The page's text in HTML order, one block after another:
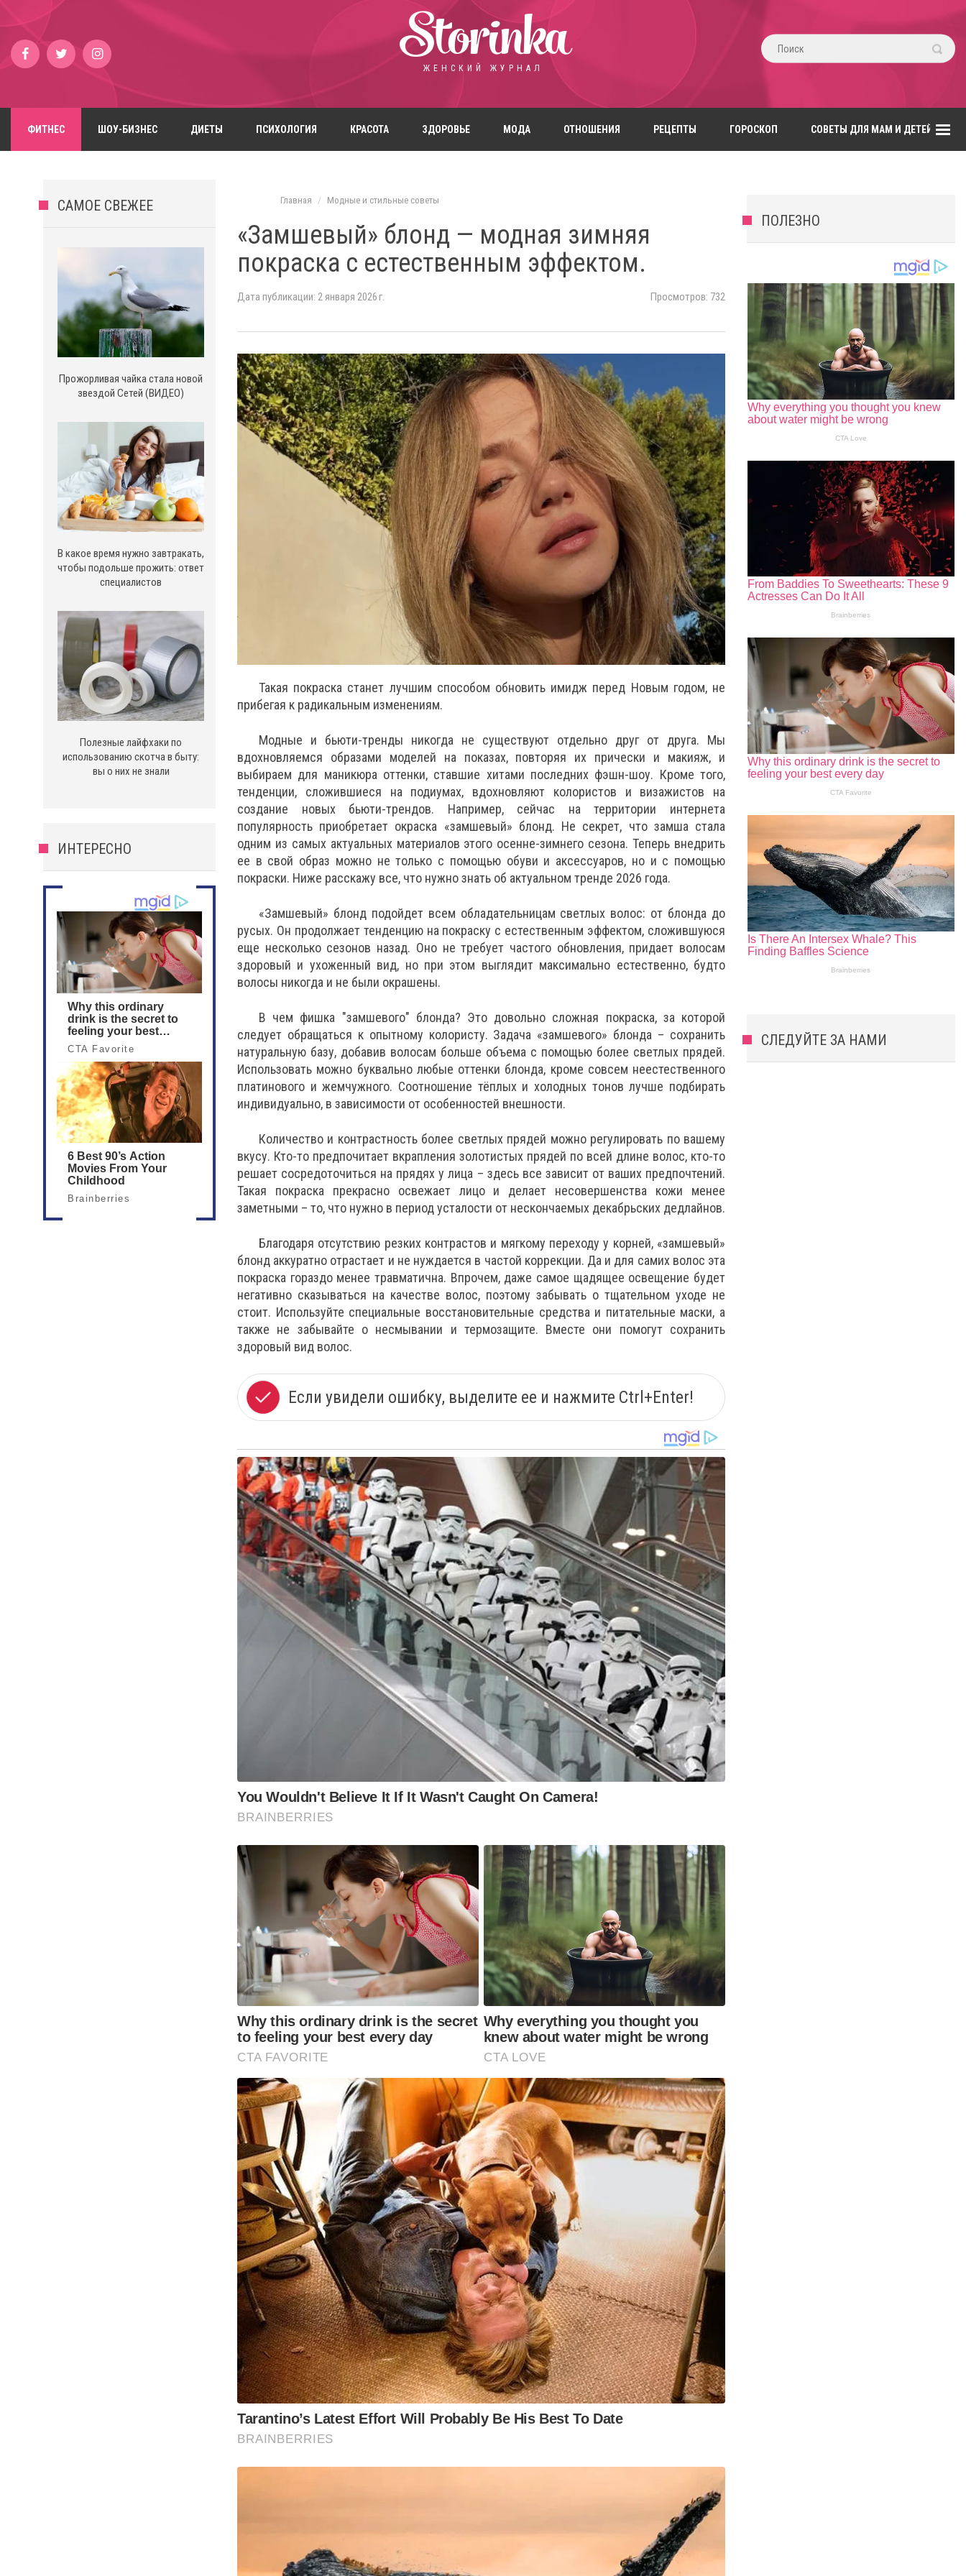
Storinka
ЖЕНСКИЙ ЖУРНАЛ
ФИТНЕС ШОУ-БИЗНЕС ДИЕТЫ ПСИХОЛОГИЯ КРАСОТА ЗДОРОВЬЕ МОДА ОТНОШЕНИЯ РЕЦЕПТЫ ГОРОСКОП СОВЕТЫ ДЛЯ МАМ И ДЕТЕЙ
САМОЕ СВЕЖЕЕ
Прожорливая чайка стала новой
звездой Сетей (ВИДЕО)
В какое время нужно завтракать,
чтобы подольше прожить: ответ
специалистов
Полезные лайфхаки по
использованию скотча в быту:
вы о них не знали
ИНТЕРЕСНО
Главная Модные и стильные советы
«Замшевый» блонд — модная зимняя
покраска с естественным эффектом.
Дата публикации: 2 января 2026 г. Просмотров: 732
Такая покраска станет лучшим способом обновить имидж перед Новым годом, не
прибегая к радикальным изменениям.
Модные и бьюти-тренды никогда не существуют отдельно друг от друга. Мы
вдохновляемся образами моделей на показах, повторяя их прически и макияж, и
выбираем для маникюра оттенки, ставшие хитами последних фэшн-шоу. Кроме того,
тенденции, сложившиеся на подиумах, вдохновляют колористов и визажистов на
создание новых бьюти-трендов. Например, сейчас на территории интернета
популярность приобретает окраска «замшевый» блонд. Не секрет, что замша стала
одним из самых актуальных материалов этого осенне-зимнего сезона. Теперь внедрить
ее в свой образ можно не только с помощью обуви и аксессуаров, но и с помощью
покраски. Ниже расскажу все, что нужно знать об актуальном тренде 2026 года.
«Замшевый» блонд подойдет всем обладательницам светлых волос: от блонда до
русых. Он продолжает тенденцию на покраску с естественным эффектом, сложившуюся
еще несколько сезонов назад. Оно не требует частого обновления, придает волосам
здоровый и ухоженный вид, но при этом выглядит максимально естественно, будто
волосы никогда и не были окрашены.
В чем фишка "замшевого" блонда? Это довольно сложная покраска, за которой
следует обращаться к опытному колористу. Задача «замшевого» блонда – сохранить
натуральную базу, добавив волосам больше объема с помощью более светлых прядей.
Использовать можно буквально любые оттенки блонда, кроме совсем неестественного
платинового и жемчужного. Соотношение тёплых и холодных тонов лучше подбирать
индивидуально, в зависимости от особенностей внешности.
Количество и контрастность более светлых прядей можно регулировать по вашему
вкусу. Кто-то предпочитает вкрапления золотистых прядей по всей длине волос, кто-то
решает сосредоточиться на прядях у лица – здесь все зависит от ваших предпочтений.
Такая покраска прекрасно освежает лицо и делает несовершенства кожи менее
заметными – то, что нужно в период усталости от нескончаемых декабрьских дедлайнов.
Благодаря отсутствию резких контрастов и мягкому переходу у корней, «замшевый»
блонд аккуратно отрастает и не нуждается в частой коррекции. Да и для самих волос эта
покраска гораздо менее травматична. Впрочем, даже самое щадящее освещение будет
негативно сказываться на качестве волос, поэтому забывать о тщательном уходе не
стоит. Используйте специальные восстановительные средства и питательные маски, а
также не забывайте о несмывании и термозащите. Вместе они помогут сохранить
здоровый вид волос.
Если увидели ошибку, выделите ее и нажмите Ctrl+Enter!
You Wouldn't Believe It If It Wasn't Caught On Camera!
BRAINBERRIES
Why this ordinary drink is the secret
to feeling your best every day
CTA FAVORITE
Why everything you thought you
knew about water might be wrong
CTA LOVE
Tarantino’s Latest Effort Will Probably Be His Best To Date
BRAINBERRIES
ПОЛЕЗНО
СЛЕДУЙТЕ ЗА НАМИ